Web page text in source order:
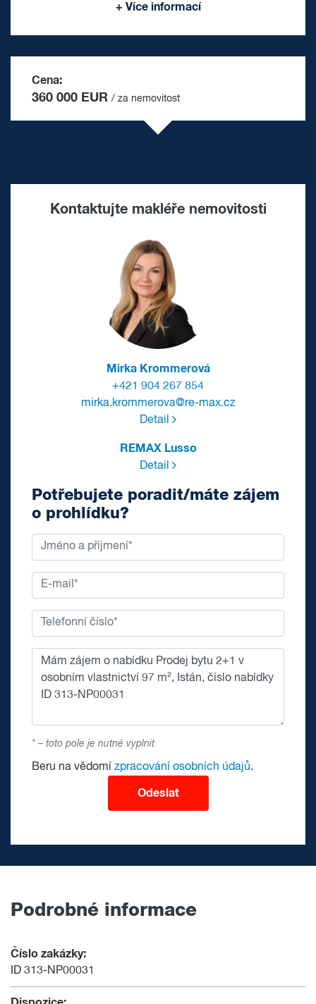
kupujícího na základě jím zvolených kritérií.
+ Více informací
Cena:
360 000 EUR / za nemovitost
Kontaktujte makléře nemovitosti
Mirka Krommerová
+421 904 267 854
mirka.krommerova@re-max.cz
Detail
REMAX Lusso
Detail
Potřebujete poradit/máte zájem
o prohlídku?
* – toto pole je nutné vyplnit
Beru na vědomí zpracování osobních údajů.
Odeslat
Podrobné informace
Číslo zakázky:
ID 313-NP00031